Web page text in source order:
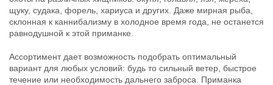
14 г
Номер крючка:
#8
Лепесток:worth Colorado blade #3
Вес приманки:
Номер крючка:
Лепесток:worth Colorado blade #3
щуку, судака, форель, хариуса и других. Даже мирная рыба,
склонная к каннибализму в холодное время года, не останется
равнодушной к этой приманке.
Ассортимент дает возможность подобрать оптимальный
вариант для любых условий: будь то сильный ветер, быстрое
течение или необходимость дальнего заброса. Приманка